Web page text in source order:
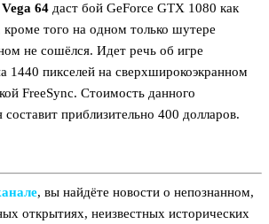
64 даст бой GeForce GTX 1080 как
того на одном только шутере
не сошёлся. Идет речь об игре
1440 пикселей на сверхширокоэкранном
FreeSync. Стоимость данного
составит приблизительно 400 долларов.
, вы найдёте новости о непознанном,
открытиях, неизвестных исторических